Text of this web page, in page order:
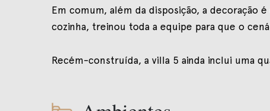
Em comum, além da disposição, a decoração
cozinha, treinou toda a equipe para que o
Recém-construída, a villa 5 ainda inclui uma